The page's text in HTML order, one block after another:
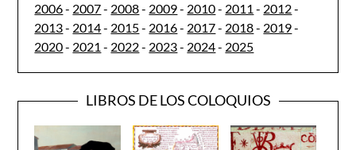
2006- 2007- 2008- 2009- 2010- 2011 - 2012-
2013- 2014- 2015- 2016- 2017- 2018- 2019-
2020- 2021 - 2022- 2023- 2024- 2025
LIBROS DE LOS COLOQUIOS